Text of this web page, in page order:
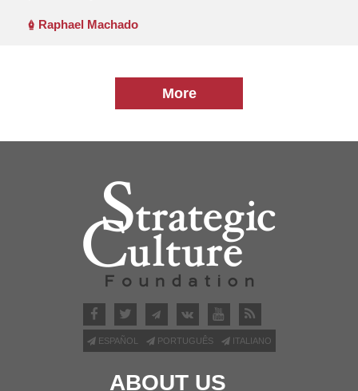
Raphael Machado
More
ESPAÑOL PORTUGUÊS ITALIANO
ABOUT US